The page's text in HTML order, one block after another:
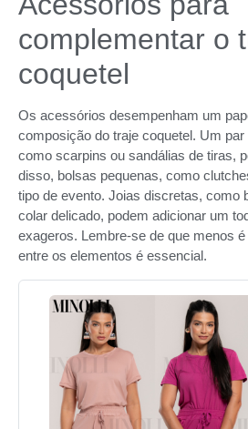
complementar o
coquetel
Os acessórios desempenham um
composição do traje coquetel. Um
como scarpins ou sandálias de tiras,
disso, bolsas pequenas, como
tipo de evento. Joias discretas, como
colar delicado, podem adicionar um
exageros. Lembre-se de que menos
entre os elementos é essencial.